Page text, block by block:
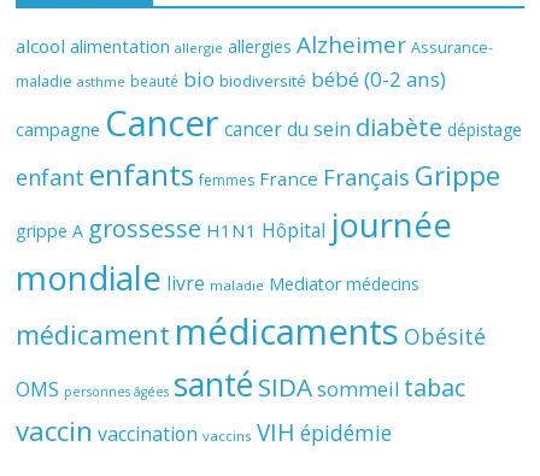
alcool alimentation allergie allergies Alzheimer Assurance-
maladie asthme beauté bio biodiversité bébé (0-2 ans)
campagne Cancer cancer du sein diabète dépistage
enfant enfants femmes France Français Grippe
grippe A grossesse H1N1 Hôpital journée
mondiale livre maladie Mediator médecins
médicament médicaments Obésité
OMS personnes âgées santé SIDAsommeil tabac
vaccin vaccination vaccins VIH épidémie